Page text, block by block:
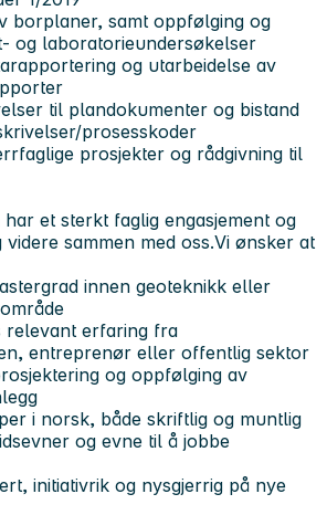
borplaner, samt oppfølging og
og laboratorieundersøkelser
og utarbeidelse av
til plandokumenter og bistand
prosesskoder
prosjekter og rådgivning til
et sterkt faglig engasjement og
sammen med oss.Vi ønsker at
innen geoteknikk eller
relevant erfaring fra
entreprenør eller offentlig sektor
og oppfølging av
i norsk, både skriftlig og muntlig
og evne til å jobbe
initiativrik og nysgjerrig på nye